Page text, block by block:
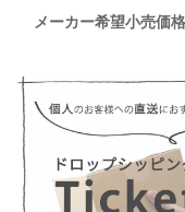
メーカー希望小売価格